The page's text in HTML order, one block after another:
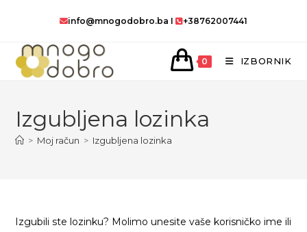
sadržaj
info@mnogodobro.ba I +38762007441
0 IZBORNIK
Izgubljena lozinka
> Moj račun > Izgubljena lozinka
Izgubili ste lozinku? Molimo unesite vaše korisničko ime ili